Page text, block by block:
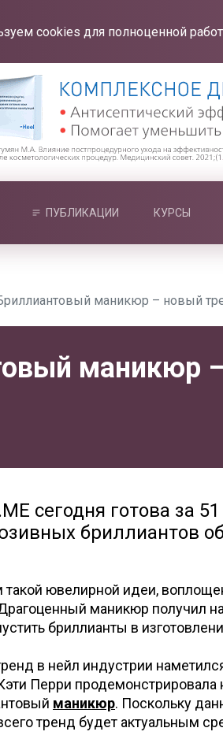
cookies для полноценной
ПУБЛИКАЦИИ КУРСЫ
маникюр – новый
маникюр
сегодня готова за
бриллиантов
такой ювелирной идеи,
маникюр получил
бриллианты в
в нейл индустрии
Перри продемонстрировала
маникюр. Поскольку
тренд будет актуальным